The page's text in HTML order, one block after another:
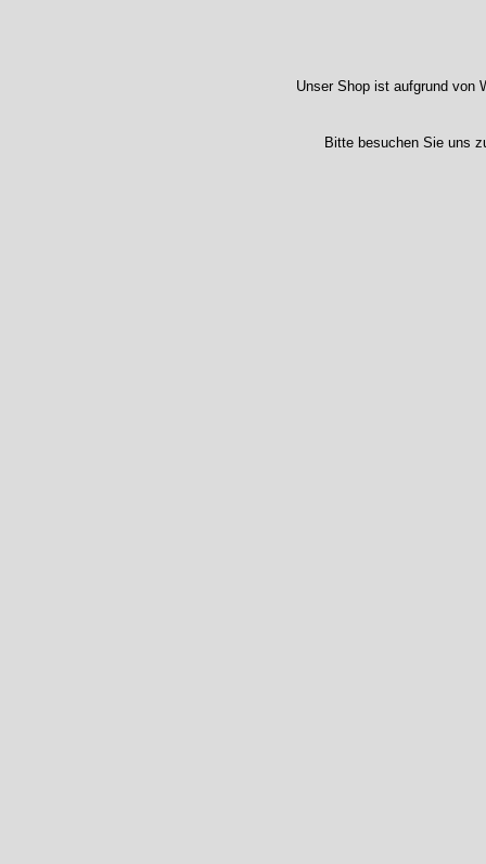
Unser Shop ist aufgrund von
Bitte besuchen Sie uns